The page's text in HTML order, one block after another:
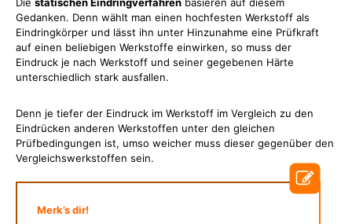
Gedanken. Denn wählt man einen hochfesten Werkstoff als
Eindringkörper und lässt ihn unter Hinzunahme eine Prüfkraft
auf einen beliebigen Werkstoffe einwirken, so muss der
Eindruck je nach Werkstoff und seiner gegebenen Härte
unterschiedlich stark ausfallen.
Denn je tiefer der Eindruck im Werkstoff im Vergleich zu den
Eindrücken anderen Werkstoffen unter den gleichen
Prüfbedingungen ist, umso weicher muss dieser gegenüber den
Vergleichswerkstoffen sein.
Merk’s dir!